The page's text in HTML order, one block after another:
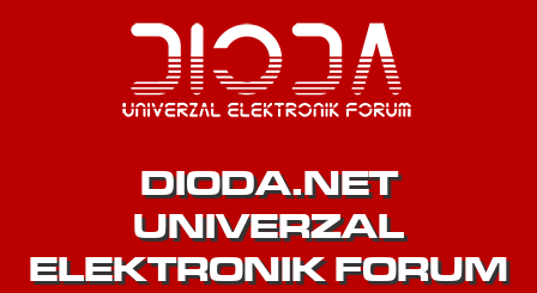
DIODA.NET
UNIVERZAL
ELEKTRONIK FORUM